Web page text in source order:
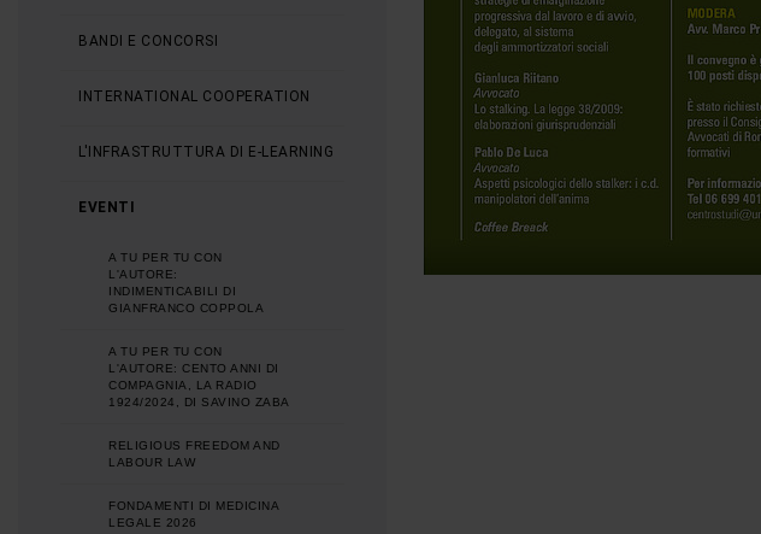
BANDI E CONCORSI
INTERNATIONAL COOPERATION
L'INFRASTRUTTURA DI E-LEARNING
EVENTI
A TU PER TU CON
L'AUTORE:
INDIMENTICABILI DI
GIANFRANCO COPPOLA
A TU PER TU CON
L'AUTORE: CENTO ANNI DI
COMPAGNIA, LA RADIO
1924/2024, DI SAVINO ZABA
RELIGIOUS FREEDOM AND
LABOUR LAW
FONDAMENTI DI MEDICINA
LEGALE 2026